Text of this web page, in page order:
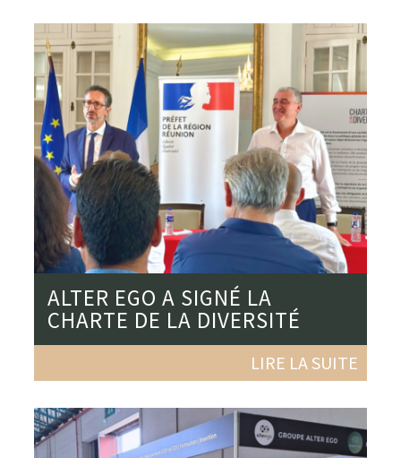
ALTER EGO A SIGNÉ LA
CHARTE DE LA DIVERSITÉ
LIRE LA SUITE